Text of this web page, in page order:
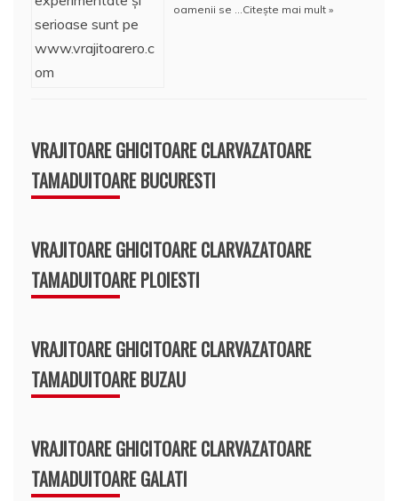
oamenii se …Citește mai mult »
VRAJITOARE GHICITOARE CLARVAZATOARE
TAMADUITOARE BUCURESTI
VRAJITOARE GHICITOARE CLARVAZATOARE
TAMADUITOARE PLOIESTI
VRAJITOARE GHICITOARE CLARVAZATOARE
TAMADUITOARE BUZAU
VRAJITOARE GHICITOARE CLARVAZATOARE
TAMADUITOARE GALATI